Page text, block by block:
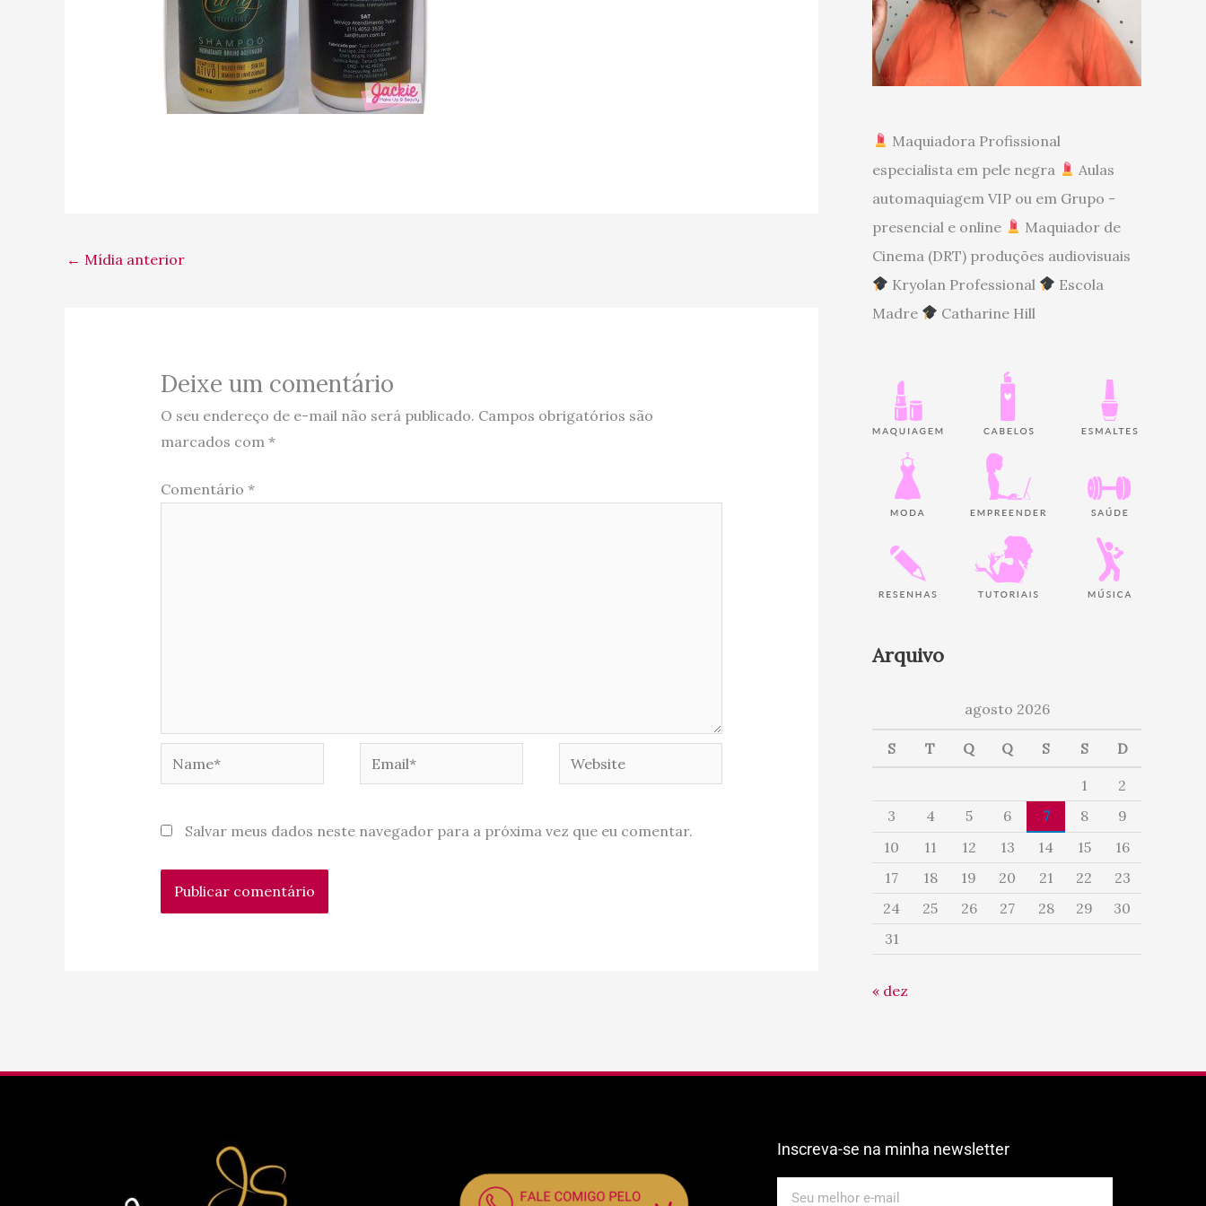
← Mídia anterior
Deixe um comentário
O seu endereço de e-mail não será publicado. Campos obrigatórios são
marcados com *
Comentário *
Website
Salvar meus dados neste navegador para a próxima vez que eu comentar.
Maquiadora Profissional
especialista em pele negra
Aulas
automaquiagem VIP ou em Grupo -
presencial e online
Maquiador de
Cinema (DRT) produções audiovisuais
Kryolan Professional
Escola
Madre
Catharine Hill
Arquivo
agosto 2026
S T Q Q S S D
1
2
3
4 5 6 7 8
9
10
11 12 13 14 15
16
17
18 19 20 21 22
23
24
25 26 27 28 29
30
31
« dez
Inscreva-se na minha newsletter